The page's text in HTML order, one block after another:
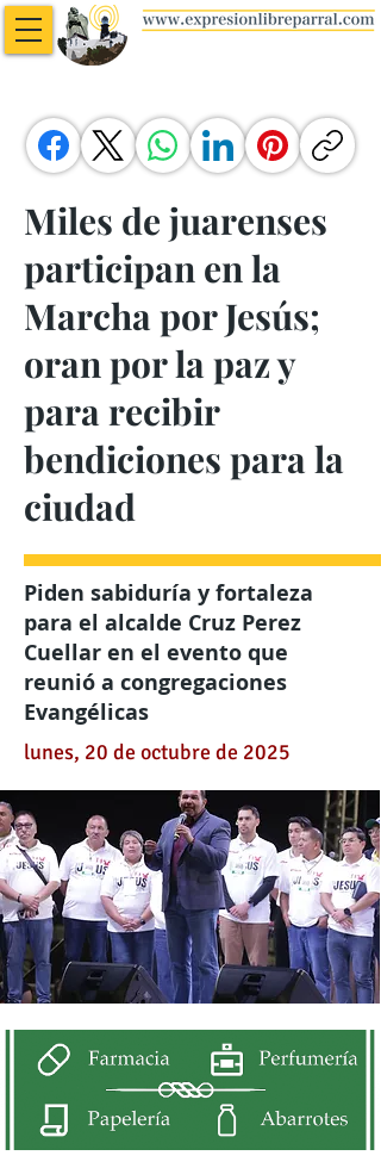
Miles de juarenses
participan en la
Marcha por Jesús;
oran por la paz y
para recibir
bendiciones para la
ciudad
Piden sabiduría y fortaleza
para el alcalde Cruz Perez
Cuellar en el evento que
reunió a congregaciones
Evangélicas
lunes, 20 de octubre de 2025